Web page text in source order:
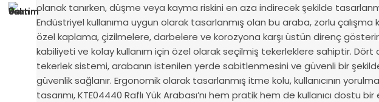
olanak tanırken, düşme veya kayma riskini en aza indirecek şekilde
Endüstriyel kullanıma uygun olarak tasarlanmış olan bu araba, zorlu
özel kaplama, çizilmelere, darbelere ve korozyona karşı üstün direnç
kabiliyeti ve kolay kullanım için özel olarak seçilmiş tekerleklere sahiptir.
tekerlek sistemi, arabanın istenilen yerde sabitlenmesini ve güvenli bir
güvenlik sağlanır. Ergonomik olarak tasarlanmış itme kolu, kullanıcının
tasarımı, KTE04440 Raflı Yük Arabası’nı hem pratik hem de kullanıcı